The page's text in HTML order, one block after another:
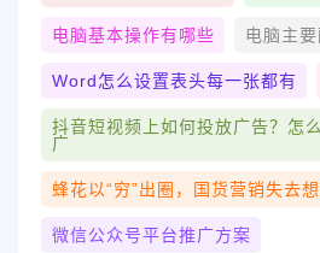
电脑基本操作有哪些 电脑主
Word怎么设置表头每一张都有
抖音短视频上如何投放广告？怎
广
蜂花以“穷”出圈，国货营销失去想
微信公众号平台推广方案